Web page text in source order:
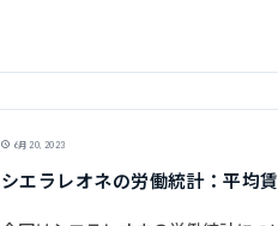
6月 20, 2023
シエラレオネの労働統計：平均